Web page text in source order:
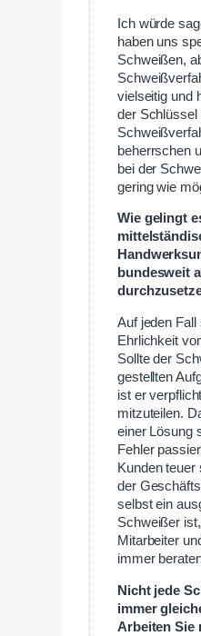
Ich würde
haben uns
Schweißen,
vielseitig und
der Schlüssel
beherrschen
bei der
gering wie
Wie gelingt
bundesweit
Auf jeden Fall
Ehrlichkeit
Sollte der
gestellten
ist er
mitzuteilen.
einer Lösung
Fehler
Kunden teuer
der
selbst ein
Schweißer
Mitarbeiter
immer
Nicht jede
immer
Arbeiten Sie